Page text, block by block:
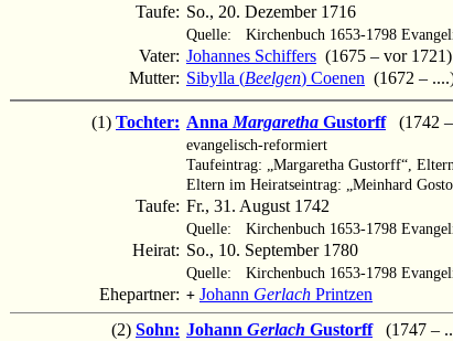
Taufe: So., 20. Dezember 1716
Quelle: Kirchenbuch 1653-1798
Vater: Johannes Schiffers (1675 – vor 1721)
Mutter: Sibylla (Beelgen) Coenen (1672 –
(1) Tochter: Anna Margaretha Gustorff(1742 –
evangelisch-reformiert
Taufeintrag: „Margaretha Gustorff“,
Eltern im Heiratseintrag: „Meinhard
Taufe: Fr., 31. August 1742
Quelle: Kirchenbuch 1653-1798
Heirat: So., 10. September 1780
Quelle: Kirchenbuch 1653-1798
Ehepartner: + Johann Gerlach Printzen
(2) Sohn: Johann Gerlach Gustorff(1747 –